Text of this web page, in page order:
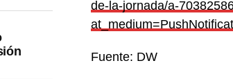
de-la-jornada/a-
Fuente: DW